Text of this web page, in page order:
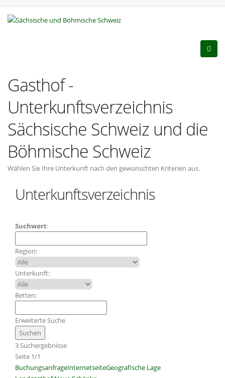
Gasthof -
Unterkunftsverzeichnis
Sächsische Schweiz und die
Böhmische Schweiz
Wählen Sie Ihre Unterkunft nach den gewünschten Kriterien aus.
Unterkunftsverzeichnis
Suchwort:
Region:
Unterkunft:
Betten:
Erweiterte Suche
3 Suchergebnisse
Seite 1/1
BuchungsanfrageInternetseiteGeografische Lage